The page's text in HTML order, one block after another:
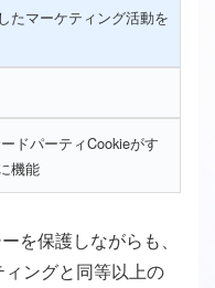
たマーケティング活動を
ドパーティCookieがす
機能
を保護しながらも、
ングと同等以上の